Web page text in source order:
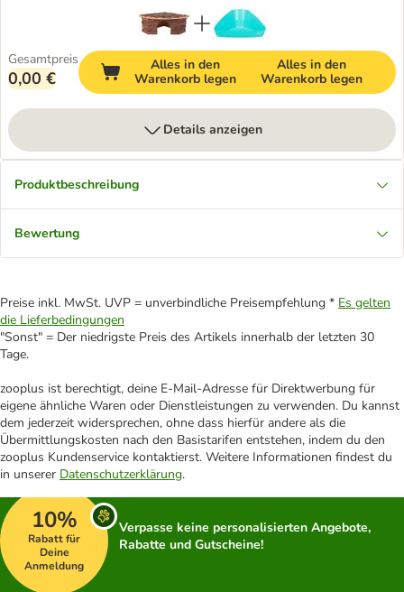
Gesamtpreis
0,00 €
Alles in den
Warenkorb legen
Alles in den
Warenkorb legen
Details anzeigen
Produktbeschreibung
Bewertung
Preise inkl. MwSt. UVP = unverbindliche Preisempfehlung * Es gelten
die Lieferbedingungen
"Sonst" = Der niedrigste Preis des Artikels innerhalb der letzten 30
Tage.
zooplus ist berechtigt, deine E-Mail-Adresse für Direktwerbung für
eigene ähnliche Waren oder Dienstleistungen zu verwenden. Du kannst
dem jederzeit widersprechen, ohne dass hierfür andere als die
Übermittlungskosten nach den Basistarifen entstehen, indem du den
zooplus Kundenservice kontaktierst. Weitere Informationen findest du
in unserer Datenschutzerklärung.
10%
Rabatt für
Deine
Anmeldung
Verpasse keine personalisierten Angebote,
Rabatte und Gutscheine!